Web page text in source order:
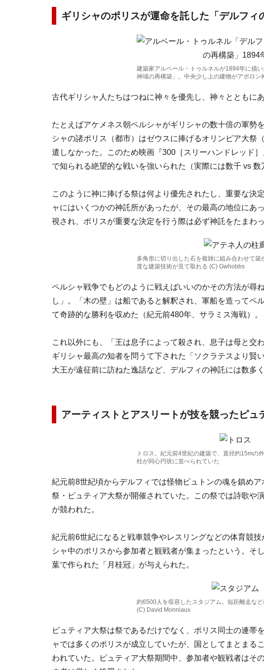
ギリシャのポリスが運命を託した「デルフィ
建築家アルベール・トゥルネルが1894年に描
神域の再構築」。中央少し上の建物がアポロン
古代ギリシャ人たちはつねに神々を優先し、神々とともにあ
たとえばアケメネス朝ペルシャがギリシャの数十倍の軍勢
シャの諸ポリス（都市）はゼウスに捧げるオリンピア大祭
遣しなかった。このため映画『300［スリーハンドレッド
で知られる絶望的な戦いを強いられた（実際には数千 vs 数
このように神に捧げる祭は何より優先されたし、重要な決
ャにはいくつかの神託所があったが、その最高の地位にあ
視され、ポリスが重要な決定を行う際は必ず神託をたまわっ
多角形に切り出した石を複雑に組み合わせて築
度な建築技術が見て取れる (C) Gwhobbs
ペルシャ戦争でもどのように戦えばいいのかその方法が尋
し」。「木の壁」は船であると解釈され、軍船を造ってペ
て奇跡的な勝利を収めた（紀元前480年、サラミス海戦）。
これ以外にも、「王は息子によって殺され、息子は母と交
ギリシャ最高の知者を問うて下された「ソクラテスより賢
大王が遠征前に訪ねた逸話など、デルフィの神託には数多
アーティストとアスリートが技を競ったピュ
トロス。紀元前4世紀の建築で、直径約15mの
柱が同心円状に並べられていた
紀元前8世紀頃からデルフィでは怪物ピュトンの魂を鎮め
祭・ピュティア大祭が開催されていた。この祭では詩歌や
が競われた。
紀元前6世紀になると戦車競争やレスリングなどの体育競
シャ中のポリスから参加者と観戦者が集まったという。そ
葉で作られた「月桂冠」が与えられた。
約6500人を収容したスタジアム。短距離走な
(C) David Monniaux
ピュティア大祭は祭であるだけでなく、ポリス同士の連帯
ャでは多くのポリスが成立していたが、国としてまとまる
われていた。ピュティア大祭期間中、参加者や観戦者はそ